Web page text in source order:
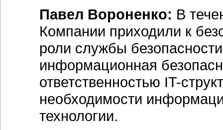
Павел Вороненко: В
Компании приходили к
роли службы
информационная
ответственностью IT-
необходимости
технологии.